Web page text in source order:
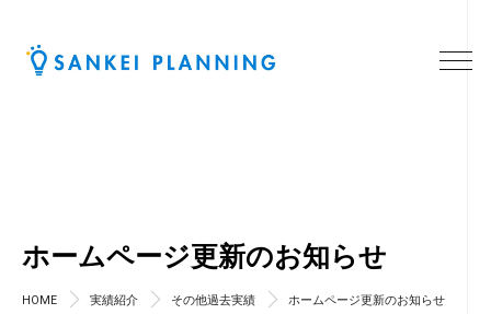
ホームページ更新のお知らせ
HOME 実績紹介 その他過去実績 ホームページ更新のお知らせ